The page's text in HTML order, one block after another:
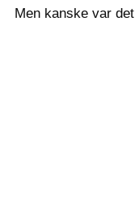
Men kanske var det